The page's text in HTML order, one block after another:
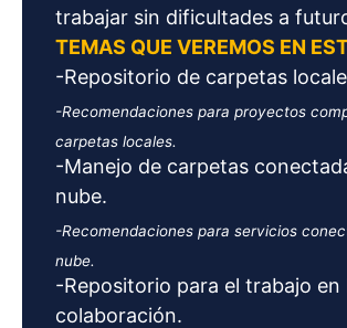
trabajar sin dificultades a
TEMAS QUE VEREMOS EN
-Repositorio de carpetas
-Recomendaciones para proyectos
carpetas locales.
-Manejo de carpetas
nube.
-Recomendaciones para servicios
nube.
-Repositorio para el trabajo en
colaboración.